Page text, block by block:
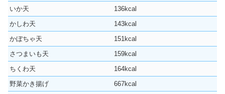
いか天
136kcal
かしわ天
143kcal
かぼちゃ天
151kcal
さつまいも天
159kcal
ちくわ天
164kcal
野菜かき揚げ
667kcal